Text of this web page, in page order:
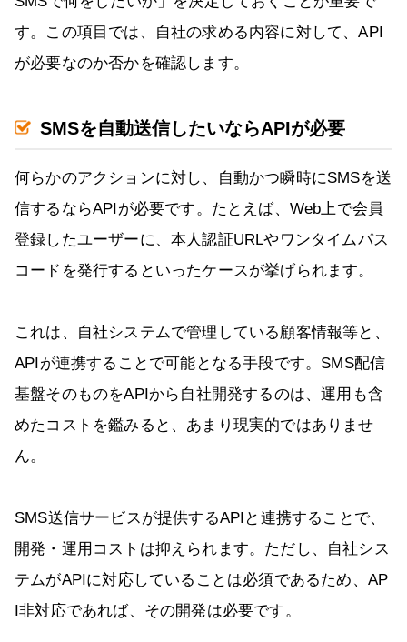
す。この項目では、自社の求める内容に対して、API
が必要なのか否かを確認します。
SMSを自動送信したいならAPIが必要
何らかのアクションに対し、自動かつ瞬時にSMSを送
信するならAPIが必要です。たとえば、Web上で会員
登録したユーザーに、本人認証URLやワンタイムパス
コードを発行するといったケースが挙げられます。
これは、自社システムで管理している顧客情報等と、
APIが連携することで可能となる手段です。SMS配信
基盤そのものをAPIから自社開発するのは、運用も含
めたコストを鑑みると、あまり現実的ではありませ
ん。
SMS送信サービスが提供するAPIと連携することで、
開発・運用コストは抑えられます。ただし、自社シス
テムがAPIに対応していることは必須であるため、AP
I非対応であれば、その開発は必要です。